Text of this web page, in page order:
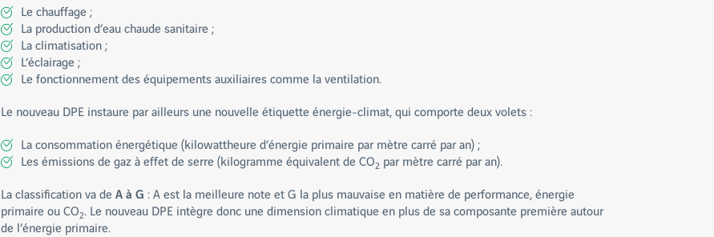
Le chauffage ;
La production d’eau chaude sanitaire ;
La climatisation ;
L’éclairage ;
Le fonctionnement des équipements auxiliaires comme la ventilation.
Le nouveau DPE instaure par ailleurs une nouvelle étiquette énergie-climat, qui comporte deux volets :
La consommation énergétique (kilowattheure d’énergie primaire par mètre carré par an) ;
Les émissions de gaz à effet de serre (kilogramme équivalent de CO2 par mètre carré par an).
La classification va deA à G : A est la meilleure note et G la plus mauvaise en matière de performance, énergie
primaire ou CO2. Le nouveau DPE intègre donc une dimension climatique en plus de sa composante première autour
de l’énergie primaire.